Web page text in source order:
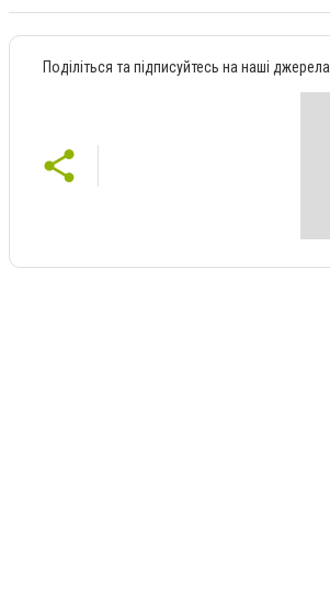
Поділіться та підписуйтесь на наші джерела